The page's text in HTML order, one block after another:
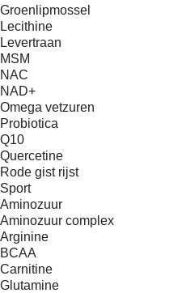
Groenlipmossel
Lecithine
Levertraan
MSM
NAC
NAD+
Omega vetzuren
Probiotica
Q10
Quercetine
Rode gist rijst
Sport
Aminozuur
Aminozuur complex
Arginine
BCAA
Carnitine
Glutamine